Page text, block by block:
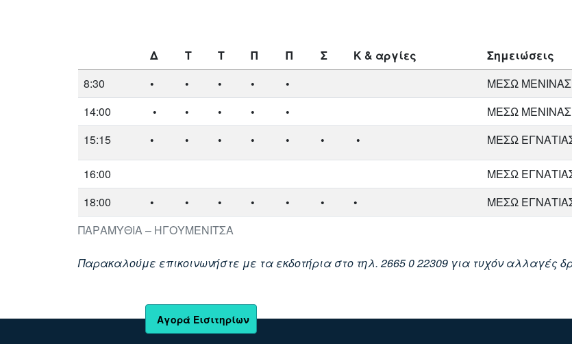
ΠΑΡΑΜΥΘΙΑ – ΗΓΟΥΜΕΝΙΤΣΑ
Δ Τ Τ Π Π Σ Κ & αργίες
Σημειώσεις
8:30
• • • • •
ΜΕΣΩ
14:00
• • • • •
ΜΕΣΩ
15:15
• • • • • • • ΜΕΣΩ
16:00
ΜΕΣΩ
18:00
• • • • • • • ΜΕΣΩ
Παρακαλούμε επικοινωνήστε με τα εκδοτήρια στο τηλ. 2665 0 22309 για τυχόν αλλαγές
Αγορά Εισιτηρίων